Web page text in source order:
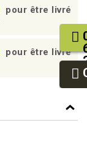
pour être livré
pour être livré